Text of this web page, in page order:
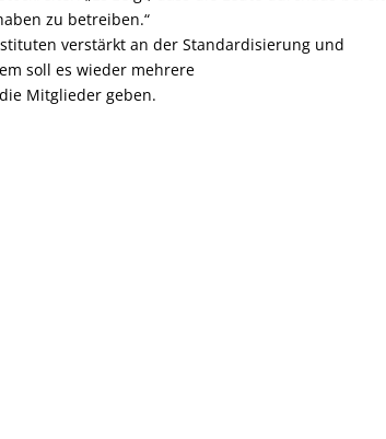
zu betreiben.“
verstärkt an der Standardisierung und
soll es wieder mehrere
Mitglieder geben.